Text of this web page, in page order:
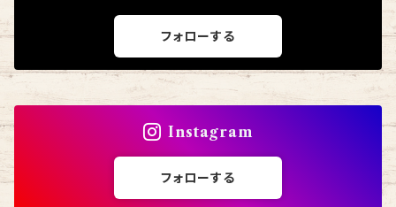
フォローする
Instagram
フォローする